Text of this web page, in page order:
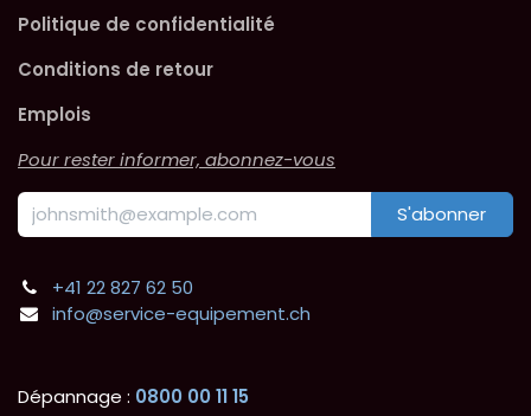
Politique de confidentialité
Conditions de retour
Emplois
Pour rester informer, abonnez-vous
S'abonner
+41 22 827 62 50
info@service-equipement.ch
Dépannage : 0800 00 11 15